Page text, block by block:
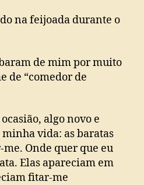
na feijoada durante o
de mim por muito
de “comedor de
algo novo e
vida: as baratas
Onde quer que eu
Elas apareciam em
fitar-me